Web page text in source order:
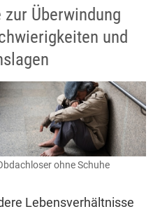
Überwindung
und
ohne Schuhe
Lebensverhältnisse